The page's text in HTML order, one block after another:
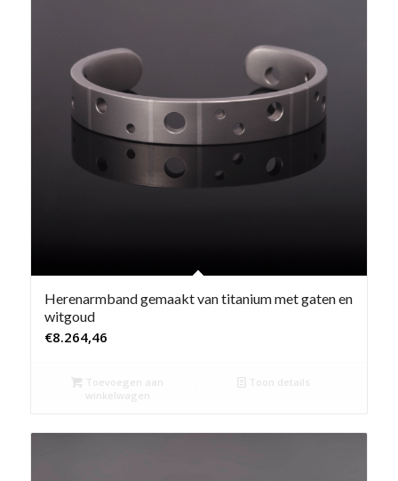
Herenarmband gemaakt van titanium met gaten en
witgoud
€8.264,46
Toevoegen aan
winkelwagen
Toon details